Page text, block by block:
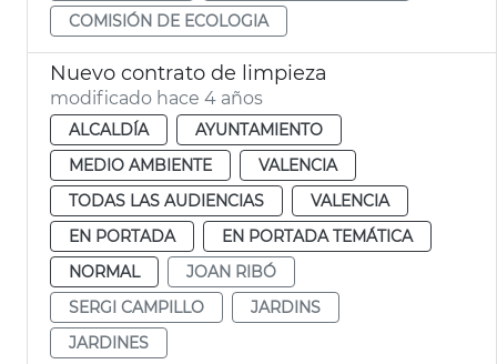
COMISIÓN DE ECOLOGIA
Nuevo contrato de limpieza
modificado hace 4 años
ALCALDÍA
AYUNTAMIENTO
MEDIO AMBIENTE
VALENCIA
TODAS LAS AUDIENCIAS
VALENCIA
EN PORTADA
EN PORTADA TEMÁTICA
NORMAL
JOAN RIBÓ
SERGI CAMPILLO
JARDINS
JARDINES